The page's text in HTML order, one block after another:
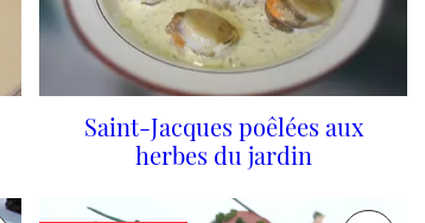
Saint-Jacques poêlées aux
herbes du jardin